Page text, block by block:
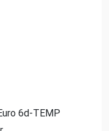
6d-TEMP